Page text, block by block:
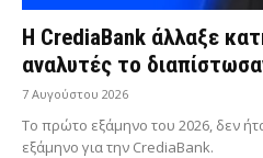
Η CrediaBank άλλαξε
αναλυτές το
7 Αυγούστου 2026
Το πρώτο εξάμηνο του 2026, δεν
εξάμηνο για την CrediaBank.